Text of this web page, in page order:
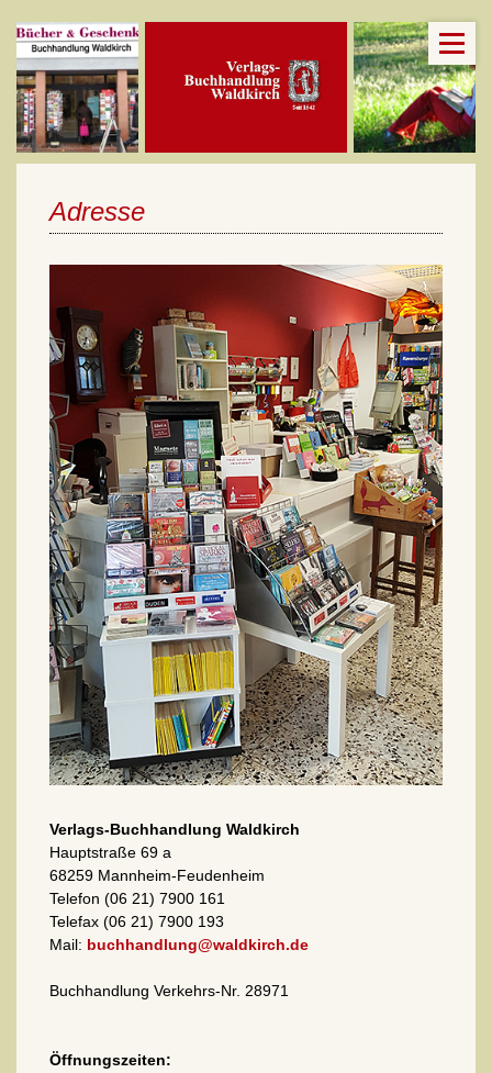
Adresse
Verlags-Buchhandlung Waldkirch
Hauptstraße 69 a
68259 Mannheim-Feudenheim
Telefon (06 21) 7900 161
Telefax (06 21) 7900 193
Mail: buchhandlung@waldkirch.de
Buchhandlung Verkehrs-Nr. 28971
Öffnungszeiten: